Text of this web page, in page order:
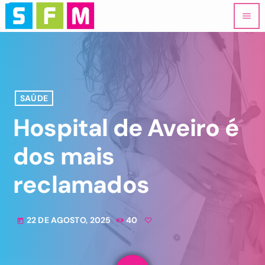
menu
SAÚDE
Hospital de Aveiro é
dos mais
reclamados
today 22 DE AGOSTO, 2025 40